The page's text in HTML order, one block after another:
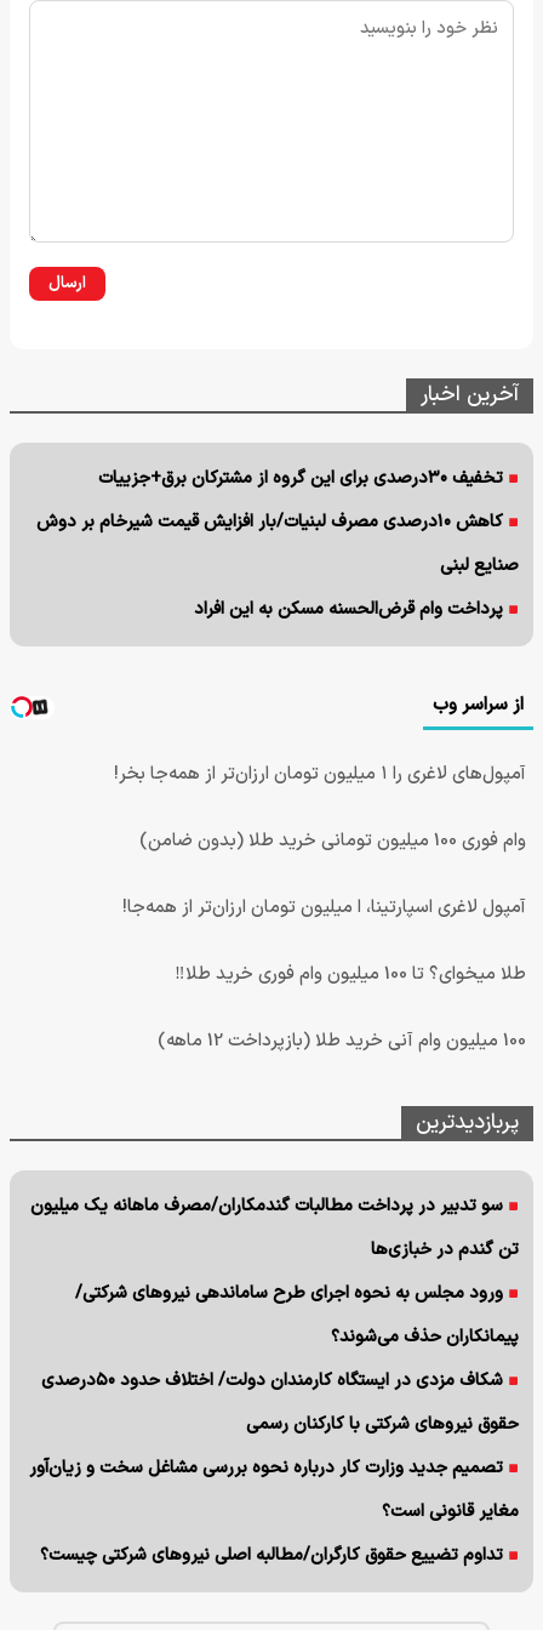
ارسال
آخرین اخبار
تخفیف ۳۰درصدی برای این گروه از مشترکان برق+جزییات
کاهش ۱۰درصدی مصرف لبنیات/بار افزایش قیمت شیرخام بر دوش
صنایع لبنی
پرداخت وام قرض‌الحسنه مسکن به این افراد
از سراسر وب
آمپول‌های لاغری را ۱ میلیون تومان ارزان‌تر از همه‌جا بخر!
وام فوری 100 میلیون تومانی خرید طلا (بدون ضامن)
آمپول لاغری اسپارتینا، ا میلیون تومان ارزان‌تر از همه‌جا!
طلا میخوای؟ تا 100 میلیون وام فوری خرید طلا‼️
100 میلیون وام آنی خرید طلا (بازپرداخت 12 ماهه)
پربازدیدترین
سو تدبیر در پرداخت مطالبات گندمکاران/مصرف ماهانه یک میلیون
تن گندم در خبازی‌ها
ورود مجلس به نحوه اجرای طرح ساماندهی نیروهای شرکتی/
پیمانکاران حذف می‌شوند؟
شکاف مزدی در ایستگاه کارمندان دولت/ اختلاف حدود ۵۰درصدی
حقوق نیروهای شرکتی با کارکنان رسمی
تصمیم جدید وزارت کار درباره نحوه بررسی مشاغل سخت و زیان‌آور
مغایر قانونی است؟
تداوم تضییع حقوق کارگران/مطالبه اصلی نیروهای شرکتی چیست؟